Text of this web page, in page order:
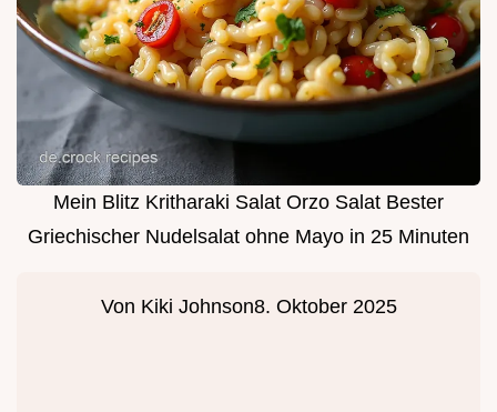
Mein Blitz Kritharaki Salat Orzo Salat Bester
Griechischer Nudelsalat ohne Mayo in 25 Minuten
Von Kiki Johnson8. Oktober 2025